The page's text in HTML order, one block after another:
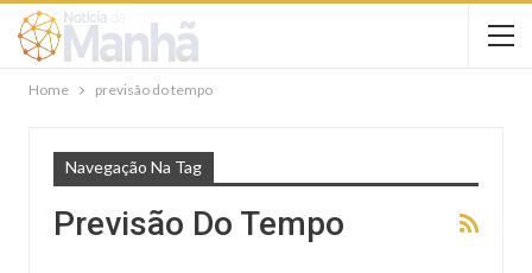
Home previsão do tempo
Navegação Na Tag
Previsão Do Tempo